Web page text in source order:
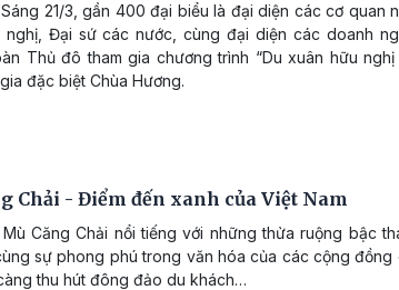
21/3, gần 400 đại biểu là đại diện các cơ quan
nghị, Đại sứ các nước, cùng đại diện các doanh
Thủ đô tham gia chương trình “Du xuân hữu nghị
đặc biệt Chùa Hương.
Chải - Điểm đến xanh của Việt Nam
Căng Chải nổi tiếng với những thửa ruộng bậc
sự phong phú trong văn hóa của các cộng đồng
thu hút đông đảo du khách…